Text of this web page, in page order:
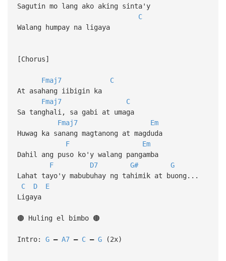
Sagutin mo lang ako aking sinta'y
C
Walang humpay na ligaya
[Chorus]
Fmaj7
C
At asahang iibigin ka
Fmaj7
C
Sa tanghali, sa gabi at umaga
Fmaj7
Em
Huwag ka sanang magtanong at magduda
F
Em
Dahil ang puso ko'y walang pangamba
F
D7 G#
G
Lahat tayo'y mabubuhay ng tahimik at buong...
C
D
E
Ligaya
🟤 Huling el bimbo 🟤
Intro: G – A7 – C – G(2x)